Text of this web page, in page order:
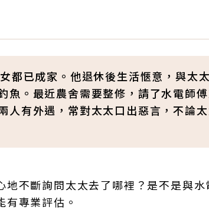
都已成家。他退休後生活愜意，與太
魚。最近農舍需要整修，請了水電師
人有外遇，常對太太口出惡言，不論
不斷詢問太太去了哪裡？是不是與水
專業評估。